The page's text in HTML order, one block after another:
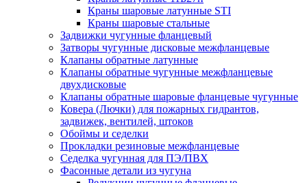
Краны шаровые латунные STI
Краны шаровые стальные
Задвижки чугунные фланцевый
Затворы чугунные дисковые межфланцевые
Клапаны обратные латунные
Клапаны обратные чугунные межфланцевые
двухдисковые
Клапаны обратные шаровые фланцевые чугунные
Ковера (Лючки) для пожарных гидрантов,
задвижек, вентилей, штоков
Обоймы и седелки
Прокладки резиновые межфланцевые
Седелка чугунная для ПЭ/ПВХ
Фасонные детали из чугуна